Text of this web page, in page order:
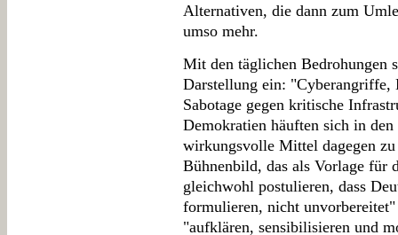
Alternativen, die dann zum
umso mehr.
Mit den täglichen Bedrohungen
Darstellung ein: "Cyberangriffe,
Sabotage gegen kritische
Demokratien häuften sich in den
wirkungsvolle Mittel dagegen zu
Bühnenbild, das als Vorlage für
gleichwohl postulieren, dass
formulieren, nicht
"aufklären, sensibilisieren und